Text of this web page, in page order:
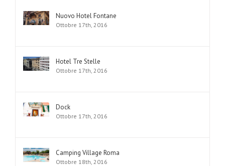
Nuovo Hotel Fontane
Ottobre 17th, 2016
Hotel Tre Stelle
Ottobre 17th, 2016
Dock
Ottobre 17th, 2016
Camping Village Roma
Ottobre 18th, 2016